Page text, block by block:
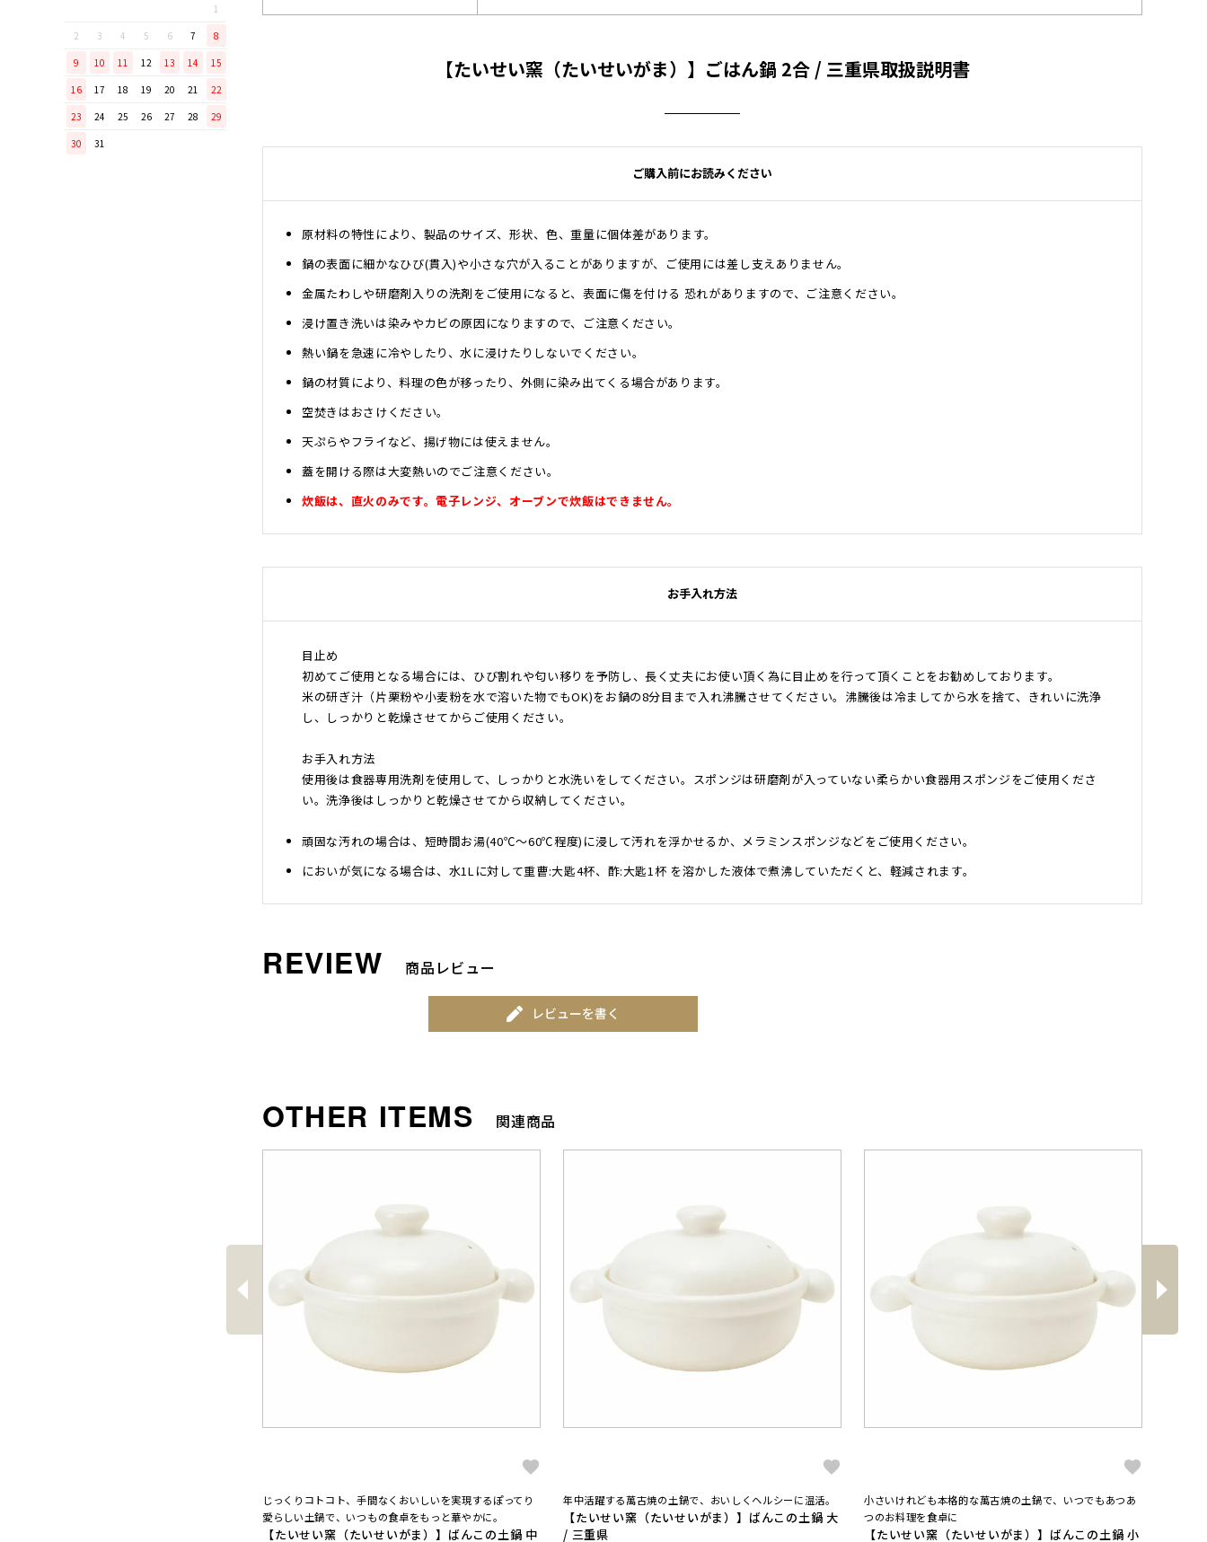
調理から盛り付けまでこなす
「寿 菜箸」は、とても優秀
作所のペティナイフ「ゆり
ミニパンのお手入れ方法
ミニパン（大）で料理を楽し
1
2
3 4 5 6 7
8
9
10 11 12 13 14
15
16
17 18 19 20 21
22
23
24 25 26 27 28
29
30
31
【たいせい窯（たいせいがま）】ごはん鍋 2合 / 三重県取扱説明書
ご購入前にお読みください
原材料の特性により、製品のサイズ、形状、色、重量に個体差があります。
鍋の表面に細かなひび(貫入)や小さな穴が入ることがありますが、ご使用には差し支えありません。
金属たわしや研磨剤入りの洗剤をご使用になると、表面に傷を付ける 恐れがありますので、ご注意ください。
浸け置き洗いは染みやカビの原因になりますので、ご注意ください。
熱い鍋を急速に冷やしたり、水に浸けたりしないでください。
鍋の材質により、料理の色が移ったり、外側に染み出てくる場合があります。
空焚きはおさけください。
天ぷらやフライなど、揚げ物には使えません。
蓋を開ける際は大変熱いのでご注意ください。
炊飯は、直火のみです。電子レンジ、オーブンで炊飯はできません。
お手入れ方法
目止め
初めてご使用となる場合には、ひび割れや匂い移りを予防し、長く丈夫にお使い頂く為に目止めを行って頂くことをお勧めしております。
米の研ぎ汁（片栗粉や小麦粉を水で溶いた物でもOK)をお鍋の8分目まで入れ沸騰させてください。沸騰後は冷ましてから水を捨て、きれいに洗浄
し、しっかりと乾燥させてからご使用ください。
お手入れ方法
使用後は食器専用洗剤を使用して、しっかりと水洗いをしてください。スポンジは研磨剤が入っていない柔らかい食器用スポンジをご使用くださ
い。洗浄後はしっかりと乾燥させてから収納してください。
頑固な汚れの場合は、短時間お湯(40℃～60℃程度)に浸して汚れを浮かせるか、メラミンスポンジなどをご使用ください。
においが気になる場合は、水1Lに対して重曹:大匙4杯、酢:大匙1杯 を溶かした液体で煮沸していただくと、軽減されます。
商品レビュー
レビューを書く
関連商品
前
へ
じっくりコトコト、手間なくおいしいを実現するぽってり
愛らしい土鍋で、いつもの食卓をもっと華やかに。
【たいせい窯（たいせいがま）】ばんこの土鍋 中
年中活躍する萬古焼の土鍋で、おいしくヘルシーに温活。
【たいせい窯（たいせいがま）】ばんこの土鍋 大
/ 三重県
小さいけれども本格的な萬古焼の土鍋で、いつでもあつあ
つのお料理を食卓に
【たいせい窯（たいせいがま）】ばんこの土鍋 小
次
へ